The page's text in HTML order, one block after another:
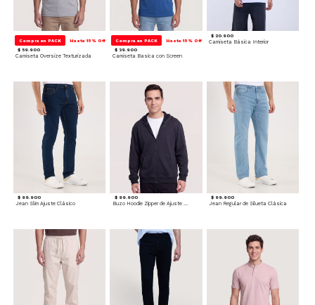
Compra en PACK Hasta 15% Off
$ 59.900
Camiseta Oversize Texturizada
Compra en PACK Hasta 15% Off
$ 39.900
Camiseta Basica con Screen
$ 20.900
Camiseta Básica Interior
$ 99.900
Jean Slim Ajuste Clásico
$ 99.900
Buzo Hoodie Zipper de Ajuste Cómodo
$ 99.900
Jean Regular de Silueta Clásica